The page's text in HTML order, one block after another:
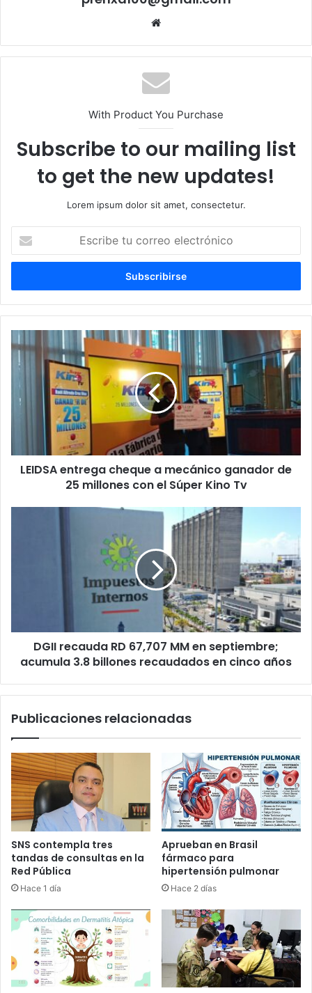
With Product You Purchase
Subscribe to our mailing list
to get the new updates!
Lorem ipsum dolor sit amet, consectetur.
correo
LEIDSA
entrega
cheque
mecánico
ganador
millones
conLEIDSA entrega cheque a mecánico ganador de
25 millones con el Súper Kino Tv
3.8
billones
recaudados
DGII recauda RD 67,707 MM en septiembre;
acumula 3.8 billones recaudados en cinco años
Publicaciones relacionadas
SNS contempla tres
tandas de consultas en la
Red Pública
Hace 1 día
Aprueban en Brasil
fármaco para
hipertensión pulmonar
Hace 2 días